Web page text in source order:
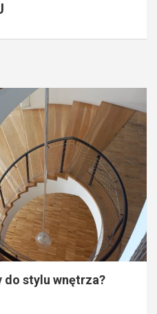
do stylu wnętrza?